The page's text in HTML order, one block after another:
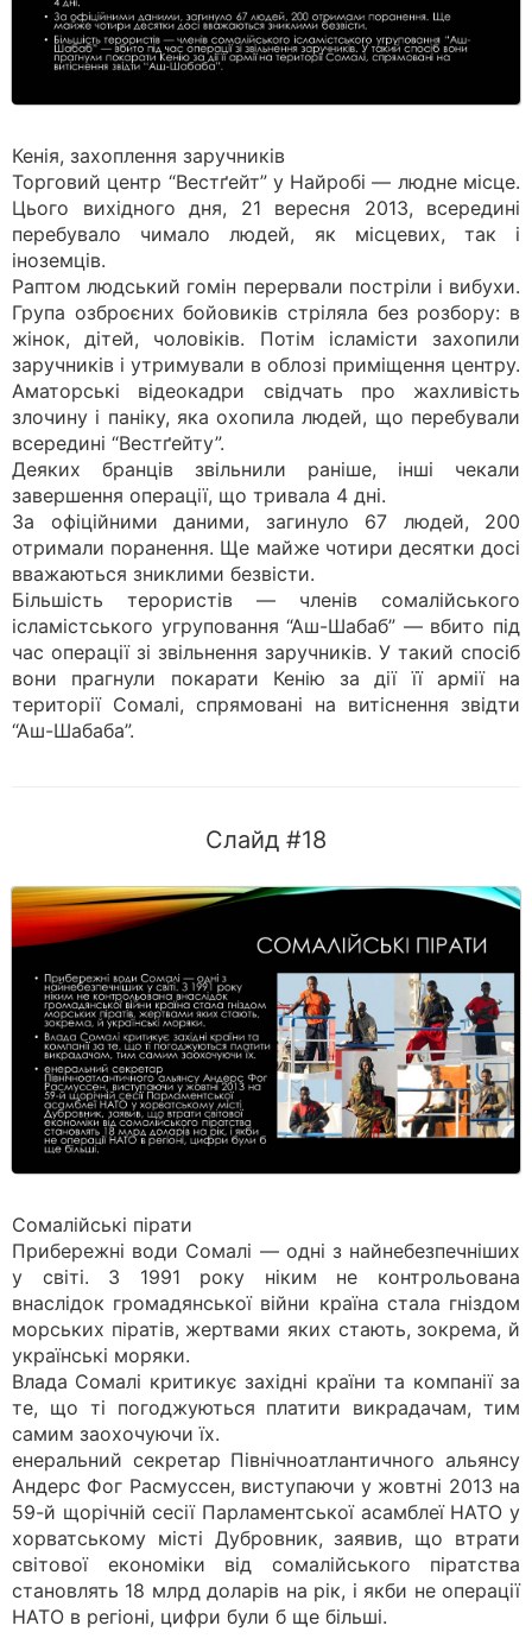
Кенія, захоплення заручників
Торговий центр “Вестґейт” у Найробі — людне місце.
Цього вихідного дня, 21 вересня 2013, всередині
перебувало чимало людей, як місцевих, так і
іноземців.
Раптом людський гомін перервали постріли і вибухи.
Група озброєних бойовиків стріляла без розбору: в
жінок, дітей, чоловіків. Потім ісламісти захопили
заручників і утримували в облозі приміщення центру.
Аматорські відеокадри свідчать про жахливість
злочину і паніку, яка охопила людей, що перебували
всередині “Вестґейту”.
Деяких бранців звільнили раніше, інші чекали
завершення операції, що тривала 4 дні.
За офіційними даними, загинуло 67 людей, 200
отримали поранення. Ще майже чотири десятки досі
вважаються зниклими безвісти.
Більшість терористів — членів сомалійського
ісламістського угруповання “Аш-Шабаб” — вбито під
час операції зі звільнення заручників. У такий спосіб
вони прагнули покарати Кенію за дії її армії на
території Сомалі, спрямовані на витіснення звідти
“Аш-Шабаба”.
Слайд #18
Сомалійські пірати
Прибережні води Сомалі — одні з найнебезпечніших
у світі. З 1991 року ніким не контрольована
внаслідок громадянської війни країна стала гніздом
морських піратів, жертвами яких стають, зокрема, й
українські моряки.
Влада Сомалі критикує західні країни та компанії за
те, що ті погоджуються платити викрадачам, тим
самим заохочуючи їх.
енеральний секретар Північноатлантичного альянсу
Андерс Фог Расмуссен, виступаючи у жовтні 2013 на
59-й щорічній сесії Парламентської асамблеї НАТО у
хорватському місті Дубровник, заявив, що втрати
світової економіки від сомалійського піратства
становлять 18 млрд доларів на рік, і якби не операції
НАТО в регіоні, цифри були б ще більші.